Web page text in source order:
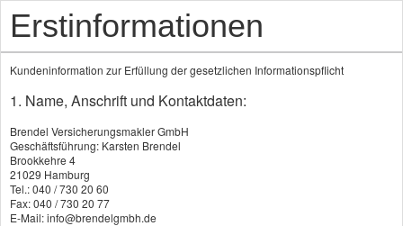
Produkte
Erstinformationen
Kundeninformation zur Erfüllung der gesetzlichen Informationspflicht
1. Name, Anschrift und Kontaktdaten:
Brendel Versicherungsmakler GmbH
Geschäftsführung: Karsten Brendel
Brookkehre 4
21029 Hamburg
Tel.: 040 / 730 20 60
Fax: 040 / 730 20 77
E-Mail: info@brendelgmbh.de